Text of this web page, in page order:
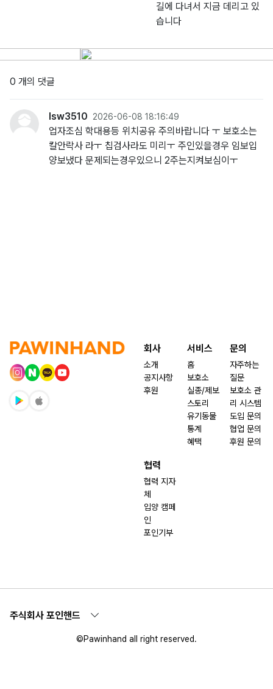
길에 다녀서 지금 데리고 있
습니다
0 개의 댓글
lsw3510 2026-06-08 18:16:49
업자조심 학대용등 위치공유 주의바랍니다 ㅜ 보호소는
칼안락사 라ㅜ 칩검사라도 미리ㅜ 주인있을경우 임보입
양보냈다 문제되는경우있으니 2주는지켜보심이ㅜ
회사
소개
공지사항
후원
서비스
홈
보호소
실종/제보
스토리
유기동물
통계
혜택
문의
자주하는
질문
보호소 관
리 시스템
도입 문의
협업 문의
후원 문의
협력
협력 지자
체
입양 캠페
인
포인기부
주식회사 포인핸드
©Pawinhand all right reserved.